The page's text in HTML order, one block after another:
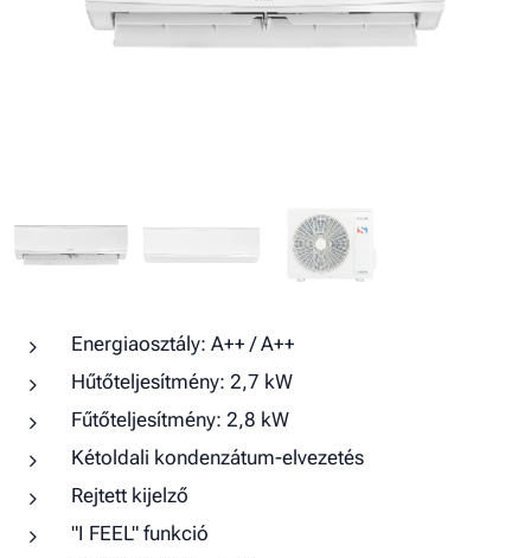
Energiaosztály: A++ / A++
Hűtőteljesítmény: 2,7 kW
Fűtőteljesítmény: 2,8 kW
Kétoldali kondenzátum-elvezetés
Rejtett kijelző
"I FEEL" funkció